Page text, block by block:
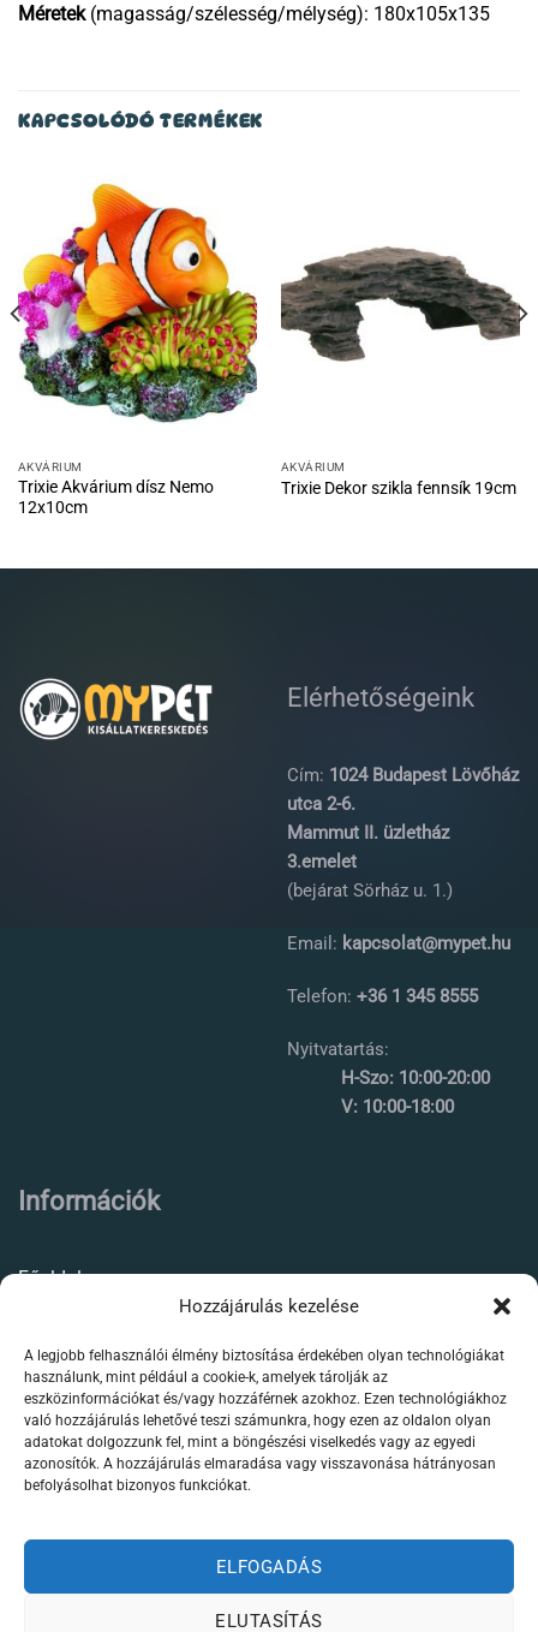
Hozzájárulás kezelése
A legjobb felhasználói élmény biztosítása érdekében olyan technológiákat
használunk, mint például a cookie-k, amelyek tárolják az
eszközinformációkat és/vagy hozzáférnek azokhoz. Ezen technológiákhoz
való hozzájárulás lehetővé teszi számunkra, hogy ezen az oldalon olyan
adatokat dolgozzunk fel, mint a böngészési viselkedés vagy az egyedi
azonosítók. A hozzájárulás elmaradása vagy visszavonása hátrányosan
befolyásolhat bizonyos funkciókat.
ELFOGADÁS
ELUTASÍTÁS
Méretek(magasság/szélesség/mélység): 180x105x135
KAPCSOLÓDÓ TERMÉKEK
AKVÁRIUM
Trixie Akvárium dísz Nemo
12x10cm
AKVÁRIUM
Trixie Dekor szikla fennsík 19cm
Elérhetőségeink
Cím: 1024 Budapest Lövőház
utca 2-6.
Mammut II. üzletház
3.emelet
(bejárat Sörház u. 1.)
Email: kapcsolat@mypet.hu
Telefon: +36 1 345 8555
Nyitvatartás:
H-Szo: 10:00-20:00
V: 10:00-18:00
Információk
Főoldal
Élőállat kereskedés
Forgalmazott termékeink
Szaktanácsadás /
Kapcsolat